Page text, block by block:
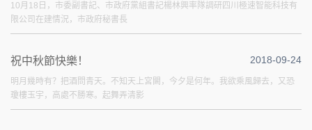
10月18日，市委副書記、市政府黨組書記楊林興率隊調研四川極速智能科技有
限公司在建情況，市政府秘書長
2018-09-24
祝中秋節快樂！
明月幾時有？把酒問青天。不知天上宮闕，今夕是何年。我欲乘風歸去，又恐
瓊樓玉宇，高處不勝寒。起舞弄清影